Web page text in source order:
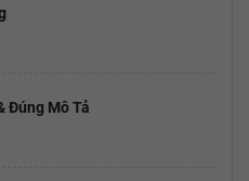
Đúng Mô Tả